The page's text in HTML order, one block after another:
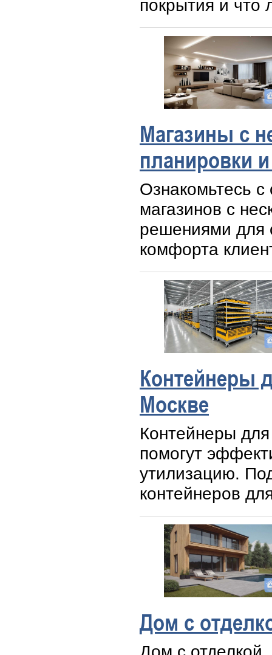
покрытия и что
Магазины с
планировки
Ознакомьтесь
магазинов с
решениями для
комфорта
Контейнеры
Москве
Контейнеры
помогут
утилизацию.
контейнеров
Дом с